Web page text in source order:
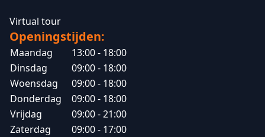
Virtual tour
Openingstijden:
Maandag
13:00 - 18:00
Dinsdag
09:00 - 18:00
Woensdag
09:00 - 18:00
Donderdag
09:00 - 18:00
Vrijdag
09:00 - 21:00
Zaterdag
09:00 - 17:00